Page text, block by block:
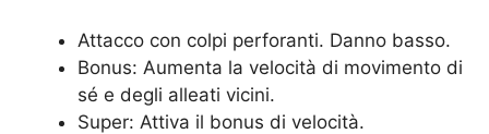
Attacco con colpi perforanti. Danno basso.
Bonus: Aumenta la velocità di movimento di
sé e degli alleati vicini.
Super: Attiva il bonus di velocità.